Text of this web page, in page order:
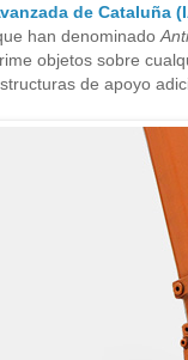
de Cataluña
han denominado
objetos sobre
de apoyo